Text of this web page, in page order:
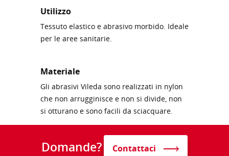
Utilizzo
Tessuto elastico e abrasivo morbido. Ideale
per le aree sanitarie.
Materiale
Gli abrasivi Vileda sono realizzati in nylon
che non arrugginisce e non si divide, non
si otturano e sono facili da sciacquare.
Domande? Contattaci